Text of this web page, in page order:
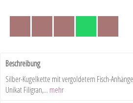
Beschreibung
Silber-Kugelkette mit vergoldetem Fisch-
Unikat Filigran,... mehr